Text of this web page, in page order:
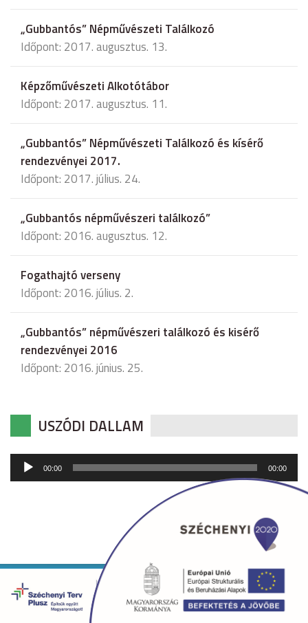
„Gubbantós” Népművészeti Találkozó
Időpont: 2017. augusztus. 13.
Képzőművészeti Alkotótábor
Időpont: 2017. augusztus. 11.
„Gubbantós” Népművészeti Találkozó és kísérő
rendezvényei 2017.
Időpont: 2017. július. 24.
„Gubbantós népművészeri találkozó”
Időpont: 2016. augusztus. 12.
Fogathajtó verseny
Időpont: 2016. július. 2.
„Gubbantós” népművészeri találkozó és kisérő
rendezvényei 2016
Időpont: 2016. június. 25.
USZÓDI DALLAM
Audió
lejátszó
00:00 00:00
Copyright © 2026 uszod.hu Minden jog fenntartva. •
Készítette:fridrik.me